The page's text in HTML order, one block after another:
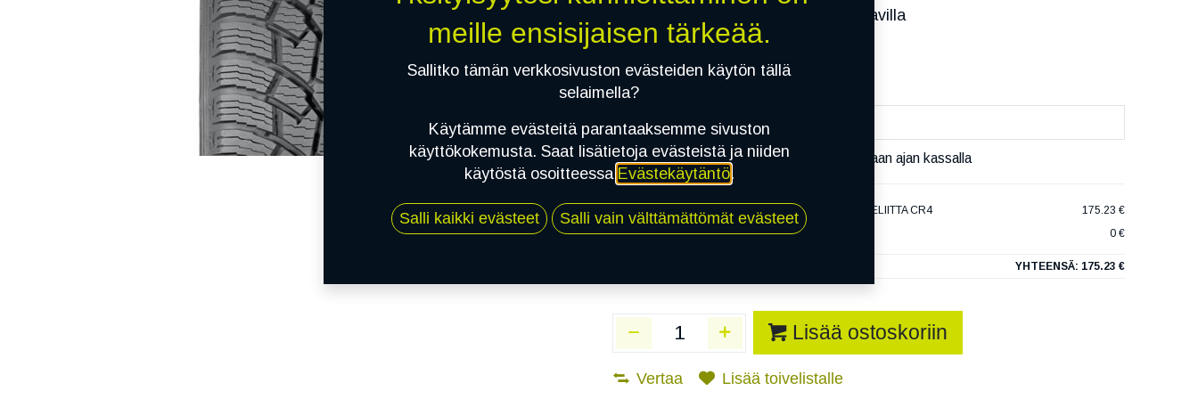
Saatavilla
Toimitusaika:3 arkipäivää
Asennuspalvelu
Mikäli valitset asennuksen, pääset varaamaan ajan kassalla
1 X 205/75R16C 113/111R NOKIAN TYRES HAKKAPELIITTA CR4
175.23 €
EI ASENNUSTA
0 €
YHTEENSÄ: 175.23 €
Lisää ostoskoriin
Vertaa Lisää toivelistalle
meille ensisijaisen tärkeää.
Sallitko tämän verkkosivuston evästeiden käytön tällä
selaimella?
Käytämme evästeitä parantaaksemme sivuston
käyttökokemusta. Saat lisätietoja evästeistä ja niiden
käytöstä osoitteessa Evästekäytäntö.
Salli kaikki evästeet Salli vain välttämättömät evästeet